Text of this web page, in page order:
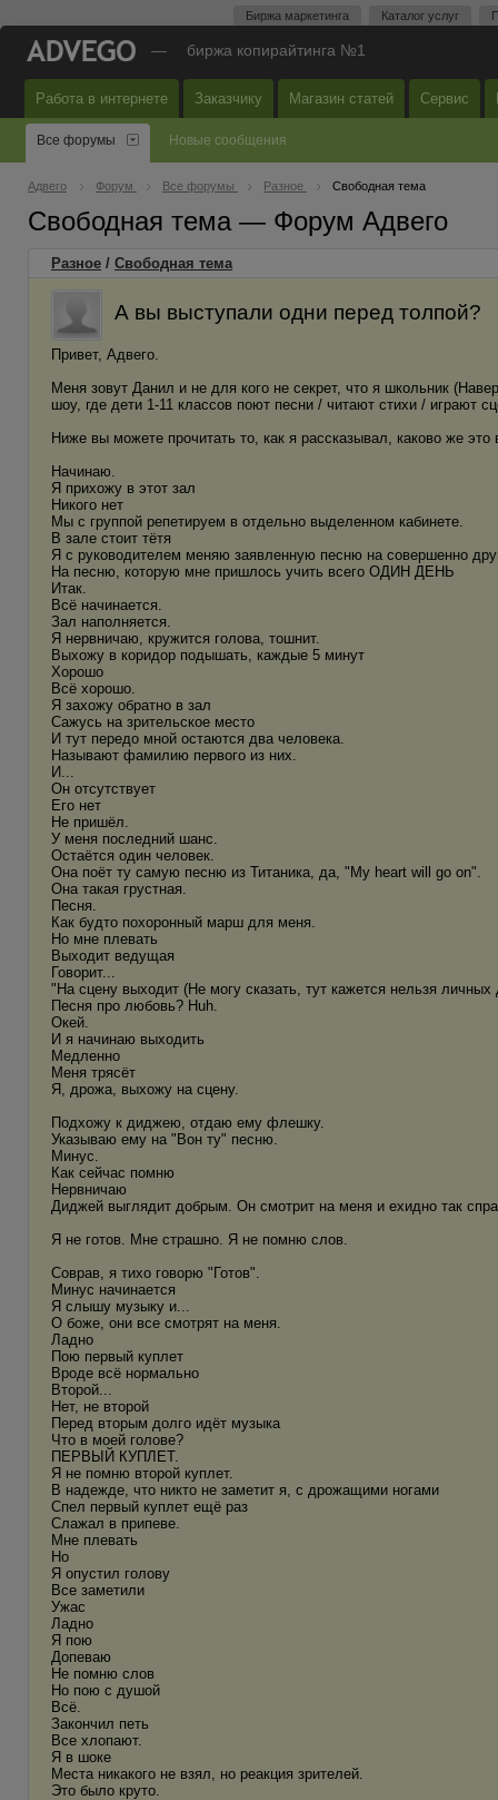
Биржа маркетинга Каталог услуг
— биржа копирайтинга №1
Работа в интернете Заказчику Магазин статей Сервис
Все форумы Новые сообщения
Адвего Форум Все форумы Разное Свободная тема
Свободная тема — Форум Адвего
Разное / Свободная тема
А вы выступали одни перед толпой?
Привет, Адвего.
Меня зовут Данил и не для кого не секрет, что я школьник
шоу, где дети 1-11 классов поют песни / читают стихи / играют
Ниже вы можете прочитать то, как я рассказывал, каково же
Начинаю.
Я прихожу в этот зал
Никого нет
Мы с группой репетируем в отдельно выделенном кабинете.
В зале стоит тётя
Я с руководителем меняю заявленную песню на совершенно
На песню, которую мне пришлось учить всего ОДИН ДЕНЬ
Итак.
Всё начинается.
Зал наполняется.
Я нервничаю, кружится голова, тошнит.
Выхожу в коридор подышать, каждые 5 минут
Хорошо
Всё хорошо.
Я захожу обратно в зал
Сажусь на зрительское место
И тут передо мной остаются два человека.
Называют фамилию первого из них.
И...
Он отсутствует
Его нет
Не пришёл.
У меня последний шанс.
Остаётся один человек.
Она поёт ту самую песню из Титаника, да, "My heart will go on".
Она такая грустная.
Песня.
Как будто похоронный марш для меня.
Но мне плевать
Выходит ведущая
Говорит...
"На сцену выходит (Не могу сказать, тут кажется нельзя
Песня про любовь? Huh.
Окей.
И я начинаю выходить
Медленно
Меня трясёт
Я, дрожа, выхожу на сцену.
Подхожу к диджею, отдаю ему флешку.
Указываю ему на "Вон ту" песню.
Минус.
Как сейчас помню
Нервничаю
Диджей выглядит добрым. Он смотрит на меня и ехидно так
Я не готов. Мне страшно. Я не помню слов.
Соврав, я тихо говорю "Готов".
Минус начинается
Я слышу музыку и...
О боже, они все смотрят на меня.
Ладно
Пою первый куплет
Вроде всё нормально
Второй...
Нет, не второй
Перед вторым долго идёт музыка
Что в моей голове?
ПЕРВЫЙ КУПЛЕТ.
Я не помню второй куплет.
В надежде, что никто не заметит я, с дрожащими ногами
Спел первый куплет ещё раз
Слажал в припеве.
Мне плевать
Но
Я опустил голову
Все заметили
Ужас
Ладно
Я пою
Допеваю
Не помню слов
Но пою с душой
Всё.
Закончил петь
Все хлопают.
Я в шоке
Места никакого не взял, но реакция зрителей.
Это было круто.